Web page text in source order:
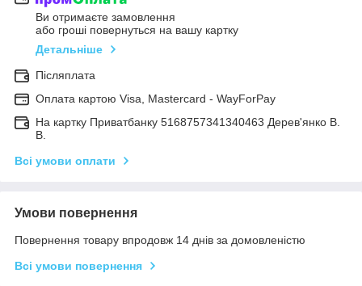
Ви отримаєте замовлення
або гроші повернуться на вашу картку
Детальніше
Післяплата
Оплата картою Visa, Mastercard - WayForPay
На картку Приватбанку 5168757341340463 Дерев'янко В.
В.
Всі умови оплати
Умови повернення
Повернення товару впродовж 14 днів за домовленістю
Всі умови повернення